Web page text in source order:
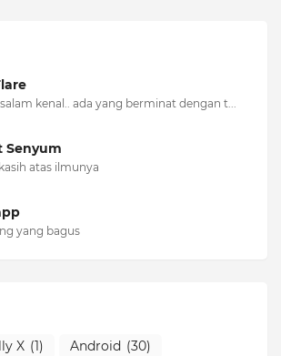
kenal.. ada yang berminat dengan t...
Senyum
atas ilmunya
yang bagus
X (1) Android (30)